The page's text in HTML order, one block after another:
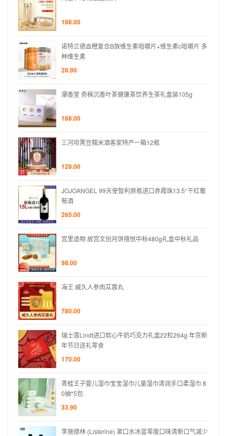
188.00
诺特兰德血橙复合B族维生素咀嚼片+维生素c咀嚼片 多
种维生素
28.90
潮香堂 奇楠沉香叶茶健康茶饮养生茶礼盒装105g
188.00
三河坝黑豆糯米酒客家特产一箱12瓶
128.00
JOJOANGEL 99天使智利原瓶进口赤霞珠13.5°干红葡
萄酒
265.00
宫里造物 故宫文创月饼禧悦中秋480g礼盒中秋礼品
98.00
海王 威久人参肉苁蓉丸
780.00
瑞士莲Lindt进口软心牛奶巧克力礼盒22粒264g 年货新
年节日送礼零食
170.00
青蛙王子婴儿湿巾宝宝湿巾儿童湿巾清润手口柔湿巾 8
0抽*5包
33.90
李施德林 (Listerine) 漱口水冰蓝零度口味清新口气减少